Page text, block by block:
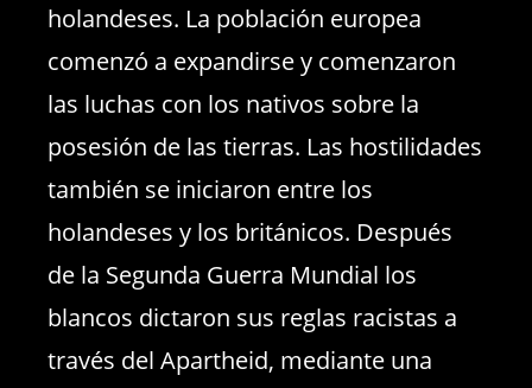
holandeses. La población europea
comenzó a expandirse y comenzaron
las luchas con los nativos sobre la
posesión de las tierras. Las hostilidades
también se iniciaron entre los
holandeses y los británicos. Después
de la Segunda Guerra Mundial los
blancos dictaron sus reglas racistas a
través del Apartheid, mediante una